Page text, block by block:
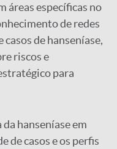
áreas específicas no
de redes
de hanseníase,
riscos e
para
hanseníase em
de casos e os perfis